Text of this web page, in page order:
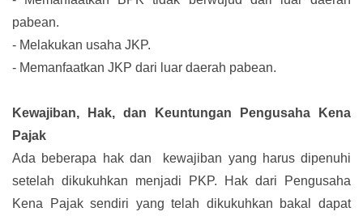
pabean.
- Melakukan usaha JKP.
- Memanfaatkan JKP dari luar daerah pabean.
Kewajiban, Hak, dan Keuntungan Pengusaha Kena
Pajak
Ada beberapa hak dan kewajiban yang harus dipenuhi
setelah dikukuhkan menjadi PKP. Hak dari Pengusaha
Kena Pajak sendiri yang telah dikukuhkan bakal dapat